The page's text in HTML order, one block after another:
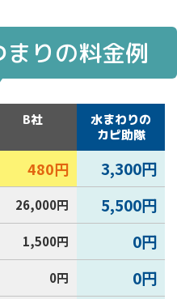
厳しい日もあれば、
ね。そんな中、お
は起きていません
のつまり、異臭、
面所でも突然トラブ
ます。深夜や休日を
ため、万が一トラ
よし市の水道局指
すすめです。無料
因調査・見積も
者もあるため、被
対処を心がけまし
りの料金例
B社
水まわりの
カピ助隊
480円 3,300円
26,000円 5,500円
1,500円 0円
0円 0円